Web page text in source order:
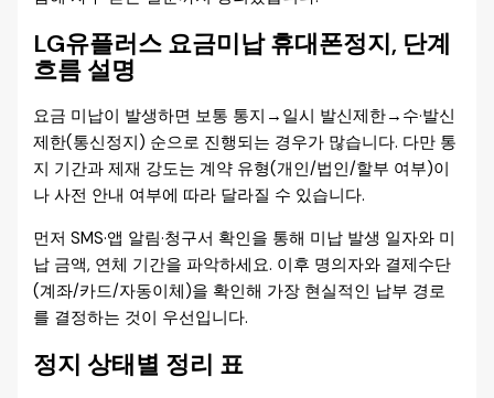
LG유플러스 요금미납 휴대폰정지, 단계
흐름 설명
요금 미납이 발생하면 보통 통지→일시 발신제한→수·발신
제한(통신정지) 순으로 진행되는 경우가 많습니다. 다만 통
지 기간과 제재 강도는 계약 유형(개인/법인/할부 여부)이
나 사전 안내 여부에 따라 달라질 수 있습니다.
먼저 SMS·앱 알림·청구서 확인을 통해 미납 발생 일자와 미
납 금액, 연체 기간을 파악하세요. 이후 명의자와 결제수단
(계좌/카드/자동이체)을 확인해 가장 현실적인 납부 경로
를 결정하는 것이 우선입니다.
정지 상태별 정리 표